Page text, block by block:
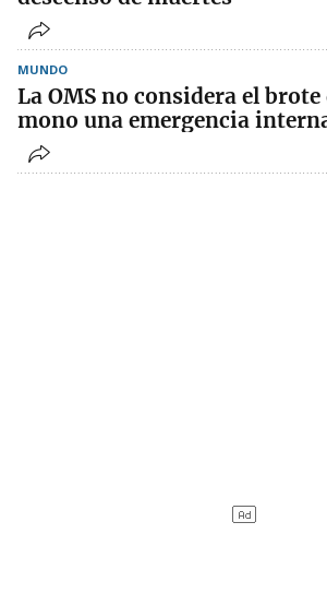
MUNDO
La OMS no considera el
mono una emergencia